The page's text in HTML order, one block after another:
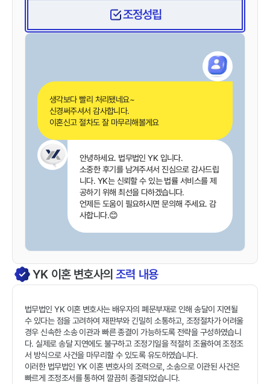
조정성립
생각보다 빨리 처리됐네요~
신경써주셔서 감사합니다.
이혼신고 절차도 잘 마무리해볼게요
안녕하세요. 법무법인 YK 입니다.
소중한 후기를 남겨주셔서 진심으로 감사드립
니다. YK는 신뢰할 수 있는 법률 서비스를 제
공하기 위해 최선을 다하겠습니다.
언제든 도움이 필요하시면 문의해 주세요. 감
사합니다.😊
YK 이혼변호사의조력 내용
법무법인 YK 이혼 변호사는 배우자의 폐문부재로 인해 송달이 지연될
수 있다는 점을 고려하여 재판부와 긴밀히 소통하고, 조정절차가 어려울
경우 신속한 소송 이관과 빠른 종결이 가능하도록 전략을 구성하였습니
다. 실제로 송달 지연에도 불구하고 조정기일을 적절히 조율하여 조정조
서 방식으로 사건을 마무리할 수 있도록 유도하였습니다.
이러한 법무법인 YK 이혼 변호사의 조력으로, 소송으로 이관된 사건은
빠르게 조정조서를 통하여 깔끔히 종결되었습니다.